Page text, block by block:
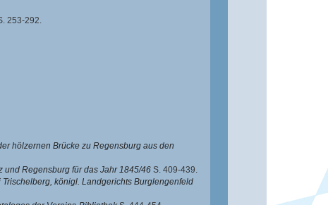
253-292.
hölzernen Brücke zu Regensburg aus den
und Regensburg für das Jahr 1845/46 S. 409-439.
königl. Landgerichts Burglengenfeld